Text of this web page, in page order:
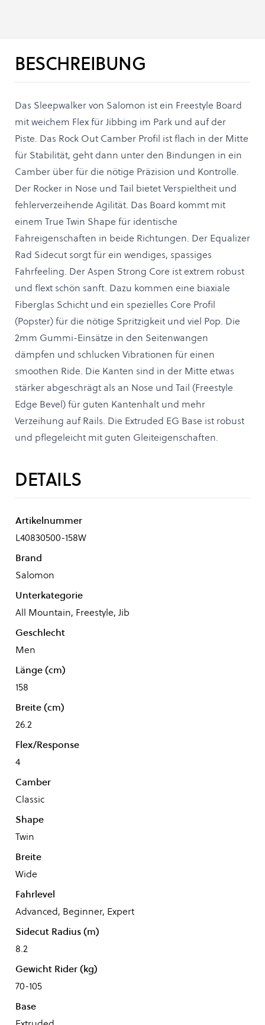
BESCHREIBUNG
Das Sleepwalker von Salomon ist ein Freestyle Board
mit weichem Flex für Jibbing im Park und auf der
Piste. Das Rock Out Camber Profil ist flach in der Mitte
für Stabilität, geht dann unter den Bindungen in ein
Camber über für die nötige Präzision und Kontrolle.
Der Rocker in Nose und Tail bietet Verspieltheit und
fehlerverzeihende Agilität. Das Board kommt mit
einem True Twin Shape für identische
Fahreigenschaften in beide Richtungen. Der Equalizer
Rad Sidecut sorgt für ein wendiges, spassiges
Fahrfeeling. Der Aspen Strong Core ist extrem robust
und flext schön sanft. Dazu kommen eine biaxiale
Fiberglas Schicht und ein spezielles Core Profil
(Popster) für die nötige Spritzigkeit und viel Pop. Die
2mm Gummi-Einsätze in den Seitenwangen
dämpfen und schlucken Vibrationen für einen
smoothen Ride. Die Kanten sind in der Mitte etwas
stärker abgeschrägt als an Nose und Tail (Freestyle
Edge Bevel) für guten Kantenhalt und mehr
Verzeihung auf Rails. Die Extruded EG Base ist robust
und pflegeleicht mit guten Gleiteigenschaften.
DETAILS
Artikelnummer
L40830500-158W
Brand
Salomon
Unterkategorie
All Mountain, Freestyle, Jib
Geschlecht
Men
Länge (cm)
158
Breite (cm)
26.2
Flex/Response
4
Camber
Classic
Shape
Twin
Breite
Wide
Fahrlevel
Advanced, Beginner, Expert
Sidecut Radius (m)
8.2
Gewicht Rider (kg)
70-105
Base